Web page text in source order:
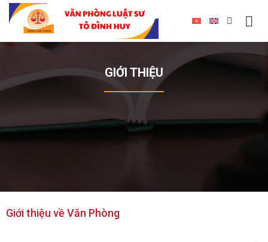
GIỚI THIỆU
Giới thiệu về Văn Phòng